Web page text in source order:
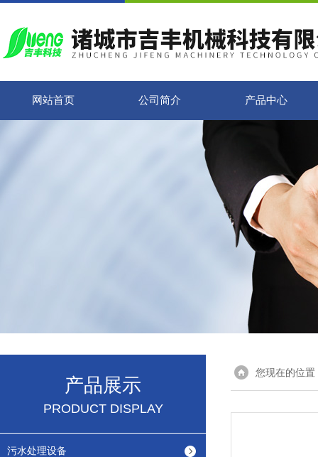
网站首页 公司简介 产品中心
产品展示
PRODUCT DISPLAY
污水处理设备
您现在的位置